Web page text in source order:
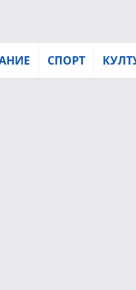
СПОРТ